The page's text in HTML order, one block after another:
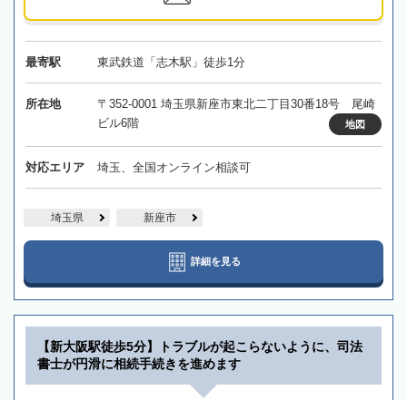
最寄駅 東武鉄道「志木駅」徒歩1分
所在地
〒352-0001 埼玉県新座市東北二丁目30番18号 尾崎
ビル6階
地図
対応エリア 埼玉、全国オンライン相談可
埼玉県 新座市
詳細を見る
【新大阪駅徒歩5分】トラブルが起こらないように、司法
書士が円滑に相続手続きを進めます